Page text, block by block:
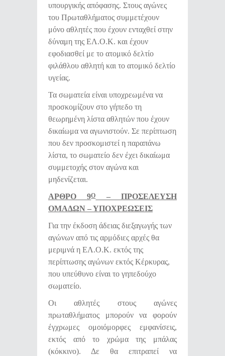
υπουργικής απόφασης. Στους αγώνες
του Πρωταθλήματος συμμετέχουν
μόνο αθλητές που έχουν ενταχθεί στην
δύναμη της ΕΛ.Ο.Κ. και έχουν
εφοδιασθεί με το ατομικό δελτίο
φιλάθλου αθλητή και το ατομικό δελτίο
υγείας.
Τα σωματεία είναι υποχρεωμένα να
προσκομίζουν στο γήπεδο τη
θεωρημένη λίστα αθλητών που έχουν
δικαίωμα να αγωνιστούν. Σε περίπτωση
που δεν προσκομιστεί η παραπάνω
λίστα, το σωματείο δεν έχει δικαίωμα
συμμετοχής στον αγώνα και
μηδενίζεται.
ΑΡΘΡΟ 9Ο– ΠΡΟΣΕΛΕΥΣΗ
ΟΜΑΔΩΝ – ΥΠΟΧΡΕΩΣΕΙΣ
Για την έκδοση άδειας διεξαγωγής των
αγώνων από τις αρμόδιες αρχές θα
μεριμνά η ΕΛ.Ο.Κ. εκτός της
περίπτωσης αγώνων εκτός Κέρκυρας,
που υπεύθυνο είναι το γηπεδούχο
σωματείο.
Οι αθλητές στους αγώνες
πρωταθλήματος μπορούν να φορούν
έγχρωμες ομοιόμορφες εμφανίσεις,
εκτός από το χρώμα της μπάλας
(κόκκινο). Δε θα επιτραπεί να